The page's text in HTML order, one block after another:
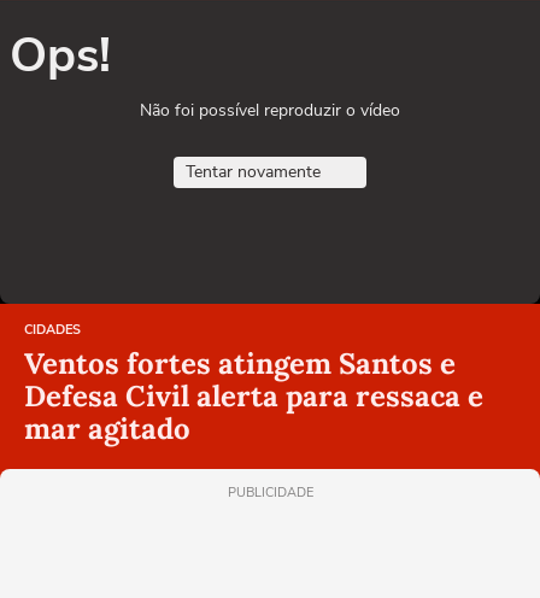
Ops!
Não foi possível reproduzir o vídeo
Tentar novamente
CIDADES
Ventos fortes atingem Santos e
Defesa Civil alerta para ressaca e
mar agitado
PUBLICIDADE